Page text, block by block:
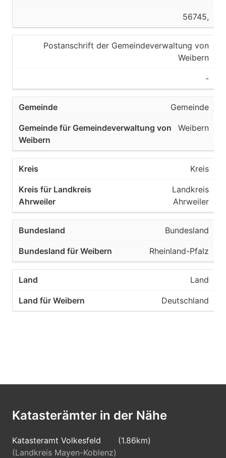
56745,
Postanschrift der Gemeindeverwaltung von
Weibern
-
Gemeinde
Weibern
Kreis
Landkreis
Ahrweiler
Bundesland
Rheinland-Pfalz
Land
Deutschland
Katasterämter in der Nähe
Katasteramt Volkesfeld
(1.86km)
(Landkreis Mayen-Koblenz)